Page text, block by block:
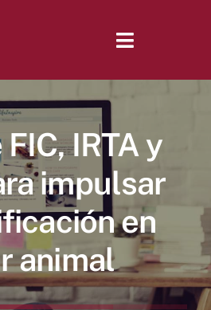
Toggle
IRTA y
impulsar
en
animal